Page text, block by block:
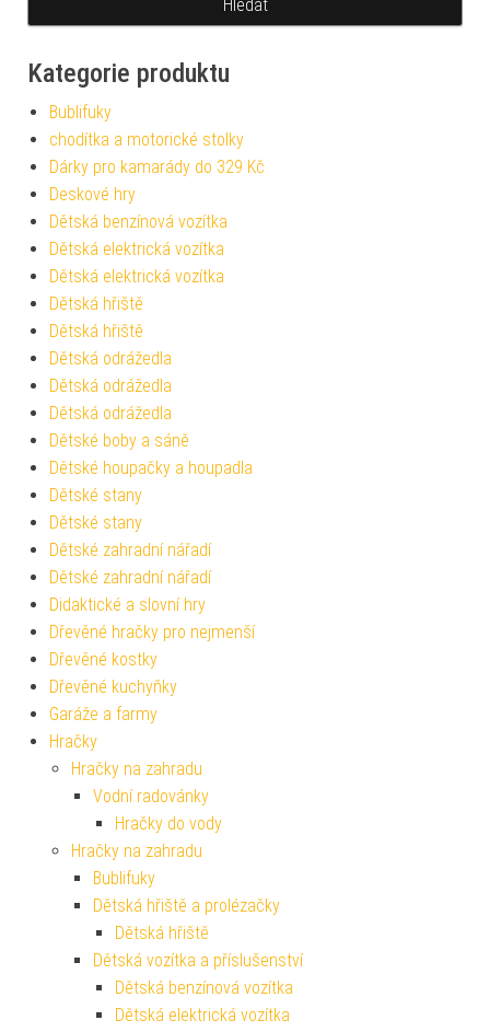
Kategorie produktu
Bublifuky
chodítka a motorické stolky
Dárky pro kamarády do 329 Kč
Deskové hry
Dětská benzínová vozítka
Dětská elektrická vozítka
Dětská elektrická vozítka
Dětská hřiště
Dětská hřiště
Dětská odrážedla
Dětská odrážedla
Dětská odrážedla
Dětské boby a sáně
Dětské houpačky a houpadla
Dětské stany
Dětské stany
Dětské zahradní nářadí
Dětské zahradní nářadí
Didaktické a slovní hry
Dřevěné hračky pro nejmenší
Dřevěné kostky
Dřevěné kuchyňky
Garáže a farmy
Hračky
Hračky na zahradu
Vodní radovánky
Hračky do vody
Hračky na zahradu
Bublifuky
Dětská hřiště a prolézačky
Dětská hřiště
Dětská vozítka a příslušenství
Dětská benzínová vozítka
Dětská elektrická vozítka